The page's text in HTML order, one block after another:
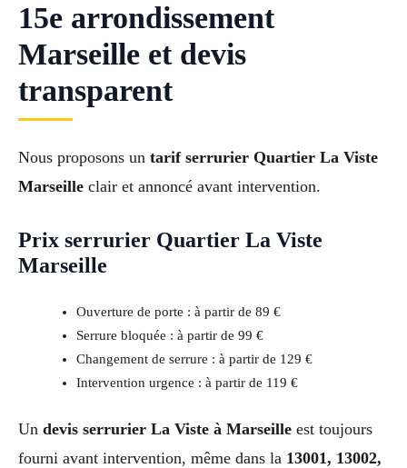
15e arrondissement
Marseille et devis
transparent
Nous proposons un tarif serrurier Quartier La Viste
Marseille clair et annoncé avant intervention.
Prix serrurier Quartier La Viste
Marseille
Ouverture de porte : à partir de 89 €
Serrure bloquée : à partir de 99 €
Changement de serrure : à partir de 129 €
Intervention urgence : à partir de 119 €
Un devis serrurier La Viste à Marseille est toujours
fourni avant intervention, même dans la 13001, 13002,